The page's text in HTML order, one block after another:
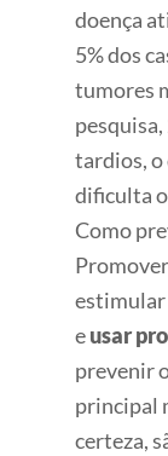
doença
5% dos
tumores
tardios, o
dificulta
Como
estimular
eusar
prevenir
principal
certeza,